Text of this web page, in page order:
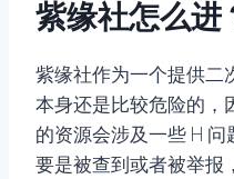
紫缘社怎么进
紫缘社作为一个提供二
本身还是比较危险的，
的资源会涉及一些 H
要是被查到或者被举报